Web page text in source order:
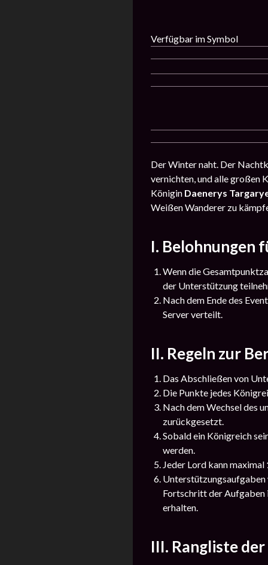
Verfügbar im Symbol
Der Winter naht. Der
vernichten, und alle großen
Königin Daenerys
Weißen Wanderer zu
I. Belohnungen
Wenn die
der Unterstützung
Nach dem Ende des
Server verteilt.
II. Regeln zur
Das Abschließen von
Die Punkte jedes
Nach dem Wechsel des
zurückgesetzt.
Sobald ein Königreich
werden.
Jeder Lord kann maximal
Fortschritt der Aufgaben
erhalten.
III. Rangliste